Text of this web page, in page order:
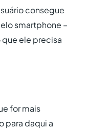
consegue
smartphone –
ele precisa
for mais
para daqui a